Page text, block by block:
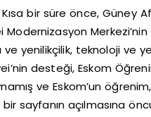
bir süre önce, Güney
Merkezi’nin
yenilikçilik, teknoloji ve
desteği, Eskom
ve Eskom’un
sayfanın açılmasına